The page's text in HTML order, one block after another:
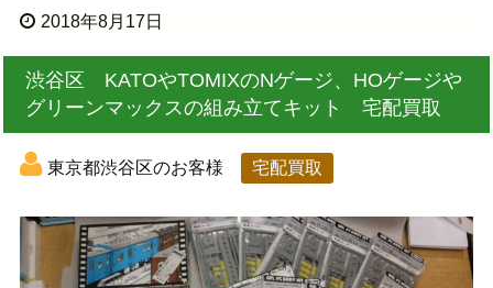
2018年8月17日
渋谷区 KATOやTOMIXのNゲージ、HOゲージや
グリーンマックスの組み立てキット 宅配買取
東京都渋谷区のお客様 宅配買取